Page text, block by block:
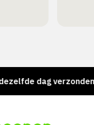
dag verzonden